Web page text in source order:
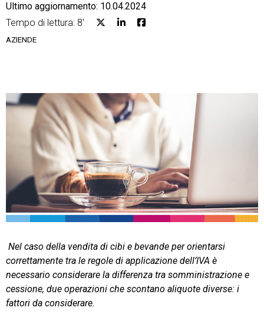
Ecommerce
Email Marketing
Financial Solutions
Trust Services
TeamSystem Corporate
TeamSystem Store
Ultimo aggiornamento: 10.04.2024
Tempo di lettura: 8'
AZIENDE
Nel caso della vendita di cibi e bevande per orientarsi
correttamente tra le regole di applicazione dell’IVA è
necessario considerare la differenza tra somministrazione e
cessione, due operazioni che scontano aliquote diverse: i
fattori da considerare.